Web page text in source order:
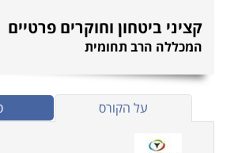
קציני ביטחון וחוקרים פרטיים
המכללה הרב תחומית
על הקורס